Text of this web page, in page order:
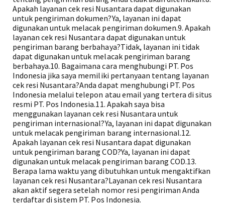
Apakah layanan cek resi Nusantara dapat digunakan
untuk pengiriman dokumen?Ya, layanan ini dapat
digunakan untuk melacak pengiriman dokumen.9. Apakah
layanan cek resi Nusantara dapat digunakan untuk
pengiriman barang berbahaya?Tidak, layanan ini tidak
dapat digunakan untuk melacak pengiriman barang
berbahaya.10. Bagaimana cara menghubungi PT. Pos
Indonesia jika saya memiliki pertanyaan tentang layanan
cek resi Nusantara?Anda dapat menghubungi PT. Pos
Indonesia melalui telepon atau email yang tertera di situs
resmi PT. Pos Indonesia.11. Apakah saya bisa
menggunakan layanan cek resi Nusantara untuk
pengiriman internasional?Ya, layanan ini dapat digunakan
untuk melacak pengiriman barang internasional.12.
Apakah layanan cek resi Nusantara dapat digunakan
untuk pengiriman barang COD?Ya, layanan ini dapat
digunakan untuk melacak pengiriman barang COD.13.
Berapa lama waktu yang dibutuhkan untuk mengaktifkan
layanan cek resi Nusantara?Layanan cek resi Nusantara
akan aktif segera setelah nomor resi pengiriman Anda
terdaftar di sistem PT. Pos Indonesia.